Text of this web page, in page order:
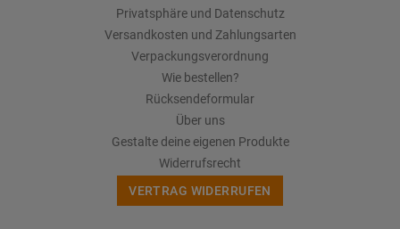
Privatsphäre und Datenschutz
Versandkosten und Zahlungsarten
Verpackungsverordnung
Wie bestellen?
Rücksendeformular
Über uns
Gestalte deine eigenen Produkte
Widerrufsrecht
VERTRAG WIDERRUFEN